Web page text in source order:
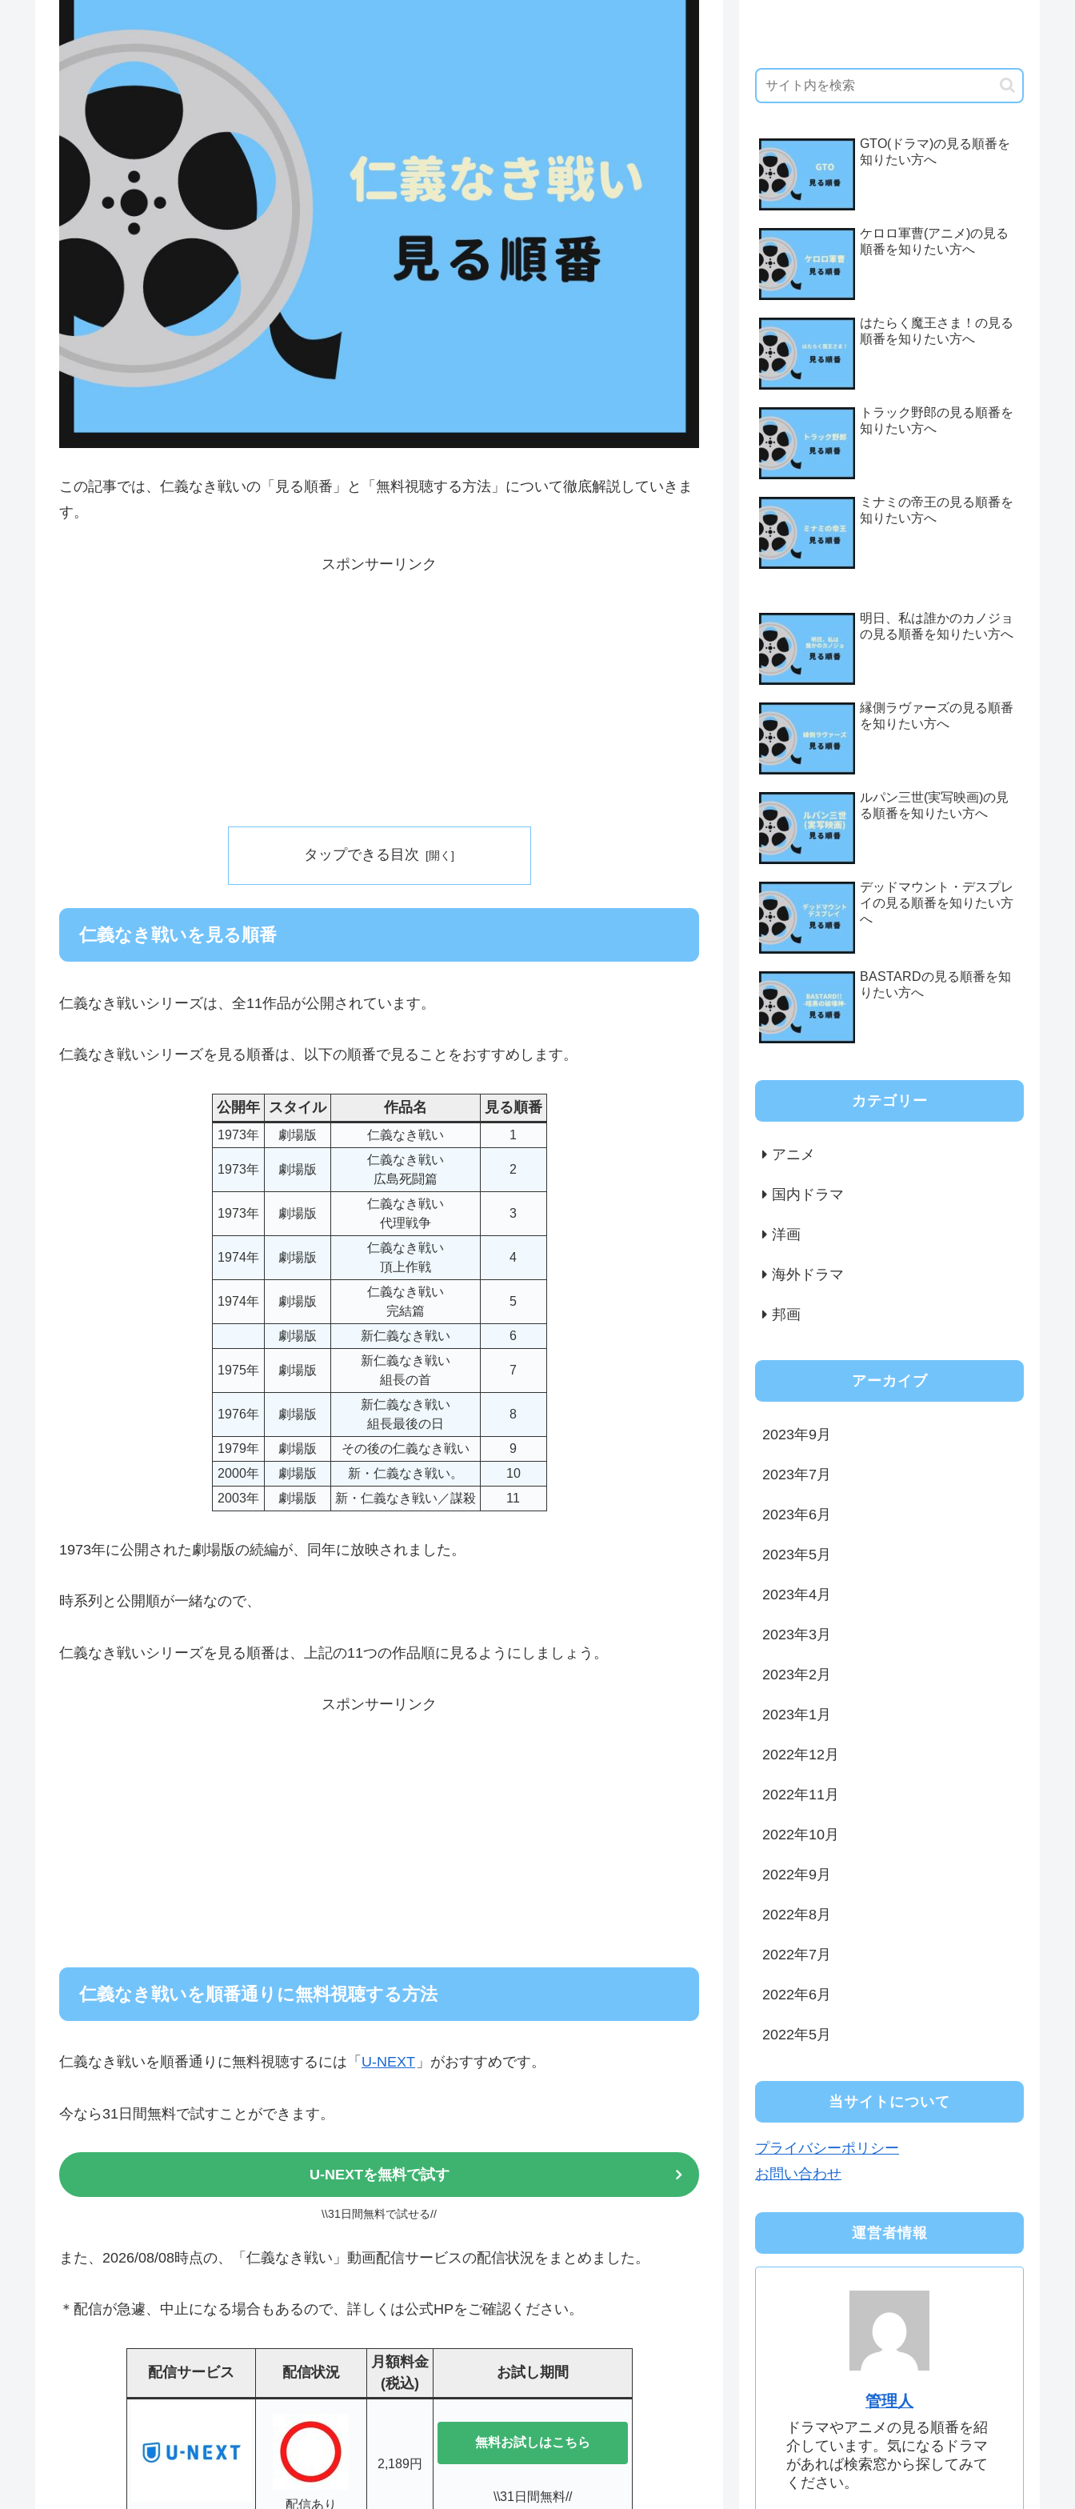
この記事では、仁義なき戦いの「見る順番」と「無料視聴する方法」について徹底解説していきま
す。
スポンサーリンク
タップできる目次
仁義なき戦いを見る順番
仁義なき戦いシリーズは、全11作品が公開されています。
仁義なき戦いシリーズを見る順番は、以下の順番で見ることをおすすめします。
公開年 スタイル 作品名 見る順番
1973年 劇場版 仁義なき戦い 1
1973年 劇場版
仁義なき戦い
広島死闘篇
2
1973年 劇場版
仁義なき戦い
代理戦争
3
1974年 劇場版
仁義なき戦い
頂上作戦
4
1974年 劇場版
仁義なき戦い
完結篇
5
劇場版 新仁義なき戦い 6
1975年 劇場版
新仁義なき戦い
組長の首
7
1976年 劇場版
新仁義なき戦い
組長最後の日
8
1979年 劇場版 その後の仁義なき戦い
9
2000年
劇場版 新・仁義なき戦い。
10
2003年
劇場版 新・仁義なき戦い／謀殺 11
1973年に公開された劇場版の続編が、同年に放映されました。
時系列と公開順が一緒なので、
仁義なき戦いシリーズを見る順番は、上記の11つの作品順に見るようにしましょう。
スポンサーリンク
仁義なき戦いを順番通りに無料視聴する方法
仁義なき戦いを順番通りに無料視聴するには「 U-NEXT 」がおすすめです。
今なら31日間無料で試すことができます。
U-NEXTを無料で試す
\\31日間無料で試せる//
また、2026/08/08時点の、「仁義なき戦い」動画配信サービスの配信状況をまとめました。
＊配信が急遽、中止になる場合もあるので、詳しくは公式HPをご確認ください。
配信サービス 配信状況
月額料金
(税込)
お試し期間
配信あり
2,189円
無料お試しはこちら
\\31日間無料//
GTO(ドラマ)の見る順番を
知りたい方へ
ケロロ軍曹(アニメ)の見る
順番を知りたい方へ
はたらく魔王さま！の見る
順番を知りたい方へ
トラック野郎の見る順番を
知りたい方へ
ミナミの帝王の見る順番を
知りたい方へ
明日、私は誰かのカノジョ
の見る順番を知りたい方へ
縁側ラヴァーズの見る順番
を知りたい方へ
ルパン三世(実写映画)の見
る順番を知りたい方へ
デッドマウント・デスプレ
イの見る順番を知りたい方
へ
BASTARDの見る順番を知
りたい方へ
カテゴリー
アニメ
国内ドラマ
洋画
海外ドラマ
邦画
アーカイブ
2023年9月
2023年7月
2023年6月
2023年5月
2023年4月
2023年3月
2023年2月
2023年1月
2022年12月
2022年11月
2022年10月
2022年9月
2022年8月
2022年7月
2022年6月
2022年5月
当サイトについて
プライバシーポリシー
お問い合わせ
運営者情報
管理人
ドラマやアニメの見る順番を紹
介しています。気になるドラマ
があれば検索窓から探してみて
ください。